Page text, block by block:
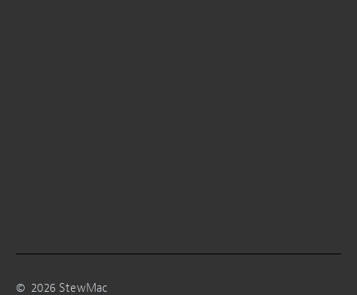
© 2026 StewMac